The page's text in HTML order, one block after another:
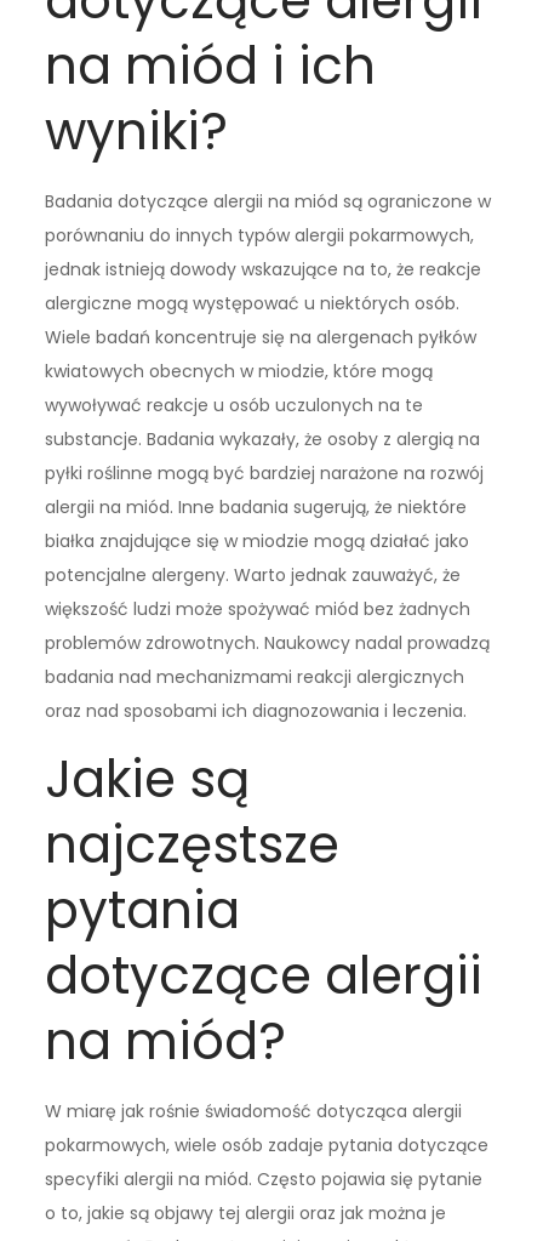
na miód i ich
wyniki?
Badania dotyczące alergii na miód są ograniczone w
porównaniu do innych typów alergii pokarmowych,
jednak istnieją dowody wskazujące na to, że reakcje
alergiczne mogą występować u niektórych osób.
Wiele badań koncentruje się na alergenach pyłków
kwiatowych obecnych w miodzie, które mogą
wywoływać reakcje u osób uczulonych na te
substancje. Badania wykazały, że osoby z alergią na
pyłki roślinne mogą być bardziej narażone na rozwój
alergii na miód. Inne badania sugerują, że niektóre
białka znajdujące się w miodzie mogą działać jako
potencjalne alergeny. Warto jednak zauważyć, że
większość ludzi może spożywać miód bez żadnych
problemów zdrowotnych. Naukowcy nadal prowadzą
badania nad mechanizmami reakcji alergicznych
oraz nad sposobami ich diagnozowania i leczenia.
Jakie są
najczęstsze
pytania
dotyczące alergii
na miód?
W miarę jak rośnie świadomość dotycząca alergii
pokarmowych, wiele osób zadaje pytania dotyczące
specyfiki alergii na miód. Często pojawia się pytanie
o to, jakie są objawy tej alergii oraz jak można je